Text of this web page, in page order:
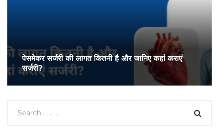
पेसमेकर सर्जरी की लागत कितनी है और जानिए कहां कराएं
सर्जरी?